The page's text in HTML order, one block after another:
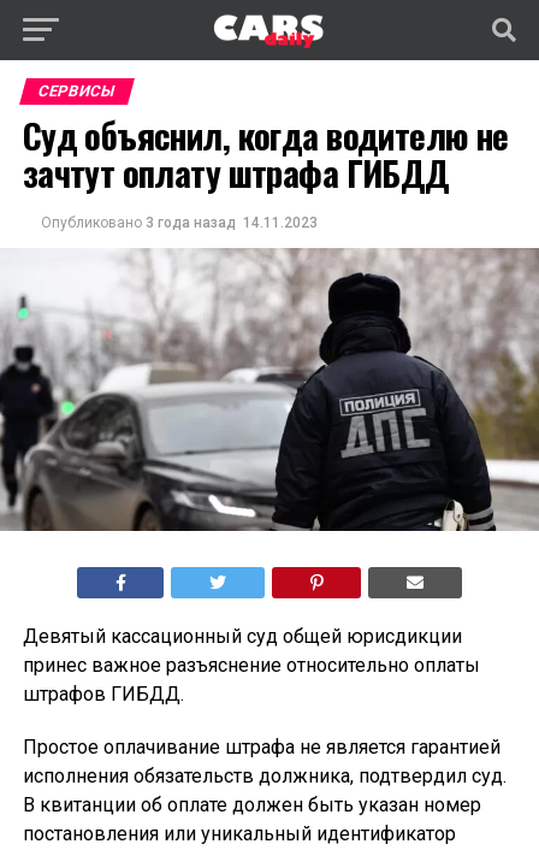
СЕРВИСЫ
Cуд объяснил, когда водителю не
зачтут оплату штрафа ГИБДД
Опубликовано 3 года назад 14.11.2023
Девятый кассационный суд общей юрисдикции
принес важное разъяснение относительно оплаты
штрафов ГИБДД.
Простое оплачивание штрафа не является гарантией
исполнения обязательств должника, подтвердил суд.
В квитанции об оплате должен быть указан номер
постановления или уникальный идентификатор